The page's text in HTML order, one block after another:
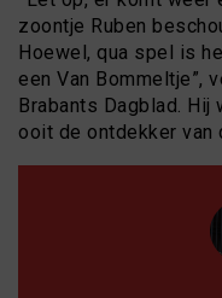
zoontje Ruben
Hoewel, qua spel is
een Van Bommeltje”,
Brabants Dagblad. Hij
ooit de ontdekker van